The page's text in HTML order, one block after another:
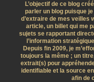
L’objectif de ce blog
parler un blog puisque
d’extraire de mes veilles
article, un billet qui me
sujets se rapportant
l’information
Depuis fin 2009, je
toujours la même ; un
extrait(s) pour
identifiable et la source
afin de